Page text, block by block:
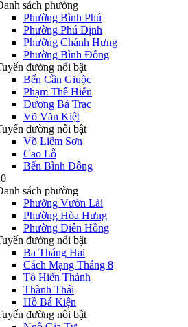
sách phường
Phường Bình Phú
Phường Phú Định
Phường Chánh Hưng
Phường Bình Đông
đường nổi bật
Bến Cần Giuộc
Phạm Thế Hiển
Dương Bá Trạc
Võ Văn Kiệt
đường nổi bật
Võ Liêm Sơn
Cao Lỗ
Bến Bình Đông
sách phường
Phường Vườn Lài
Phường Hòa Hưng
Phường Diên Hồng
đường nổi bật
Ba Tháng Hai
Cách Mạng Tháng 8
Tô Hiến Thành
Thành Thái
Hồ Bá Kiện
đường nổi bật